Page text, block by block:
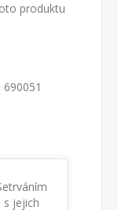
produktu
s jejich